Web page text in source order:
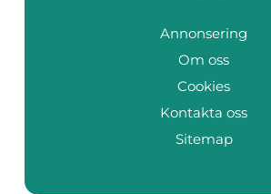
Annonsering
Om oss
Cookies
Kontakta oss
Sitemap